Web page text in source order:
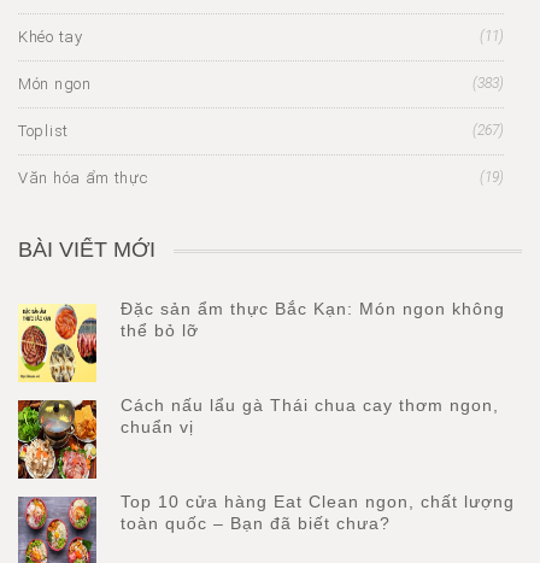
Khéo tay (11)
Món ngon (383)
Toplist (267)
Văn hóa ẩm thực (19)
BÀI VIẾT MỚI
Đặc sản ẩm thực Bắc Kạn: Món ngon không
thể bỏ lỡ
Cách nấu lẩu gà Thái chua cay thơm ngon,
chuẩn vị
Top 10 cửa hàng Eat Clean ngon, chất lượng
toàn quốc – Bạn đã biết chưa?